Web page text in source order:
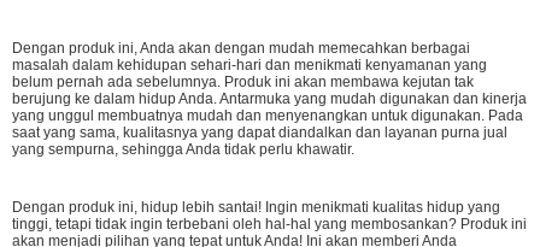
Dengan produk ini, Anda akan dengan mudah memecahkan berbagai
masalah dalam kehidupan sehari-hari dan menikmati kenyamanan yang
belum pernah ada sebelumnya. Produk ini akan membawa kejutan tak
berujung ke dalam hidup Anda. Antarmuka yang mudah digunakan dan kinerja
yang unggul membuatnya mudah dan menyenangkan untuk digunakan. Pada
saat yang sama, kualitasnya yang dapat diandalkan dan layanan purna jual
yang sempurna, sehingga Anda tidak perlu khawatir.
Dengan produk ini, hidup lebih santai! Ingin menikmati kualitas hidup yang
tinggi, tetapi tidak ingin terbebani oleh hal-hal yang membosankan? Produk ini
akan menjadi pilihan yang tepat untuk Anda! Ini akan memberi Anda